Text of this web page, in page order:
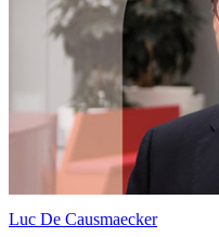
Luc De Causmaecker